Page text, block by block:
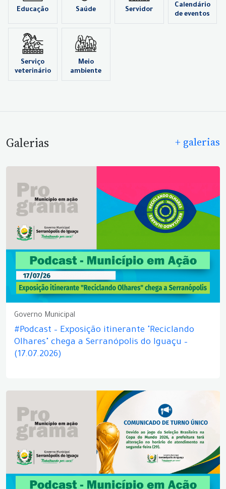
Educação Saúde Servidor
Calendário
de eventos
Serviço
veterinário
Meio
ambiente
Galerias + galerias
Governo Municipal
#Podcast – Exposição itinerante "Reciclando
Olhares" chega a Serranópolis do Iguaçu –
(17.07.2026)